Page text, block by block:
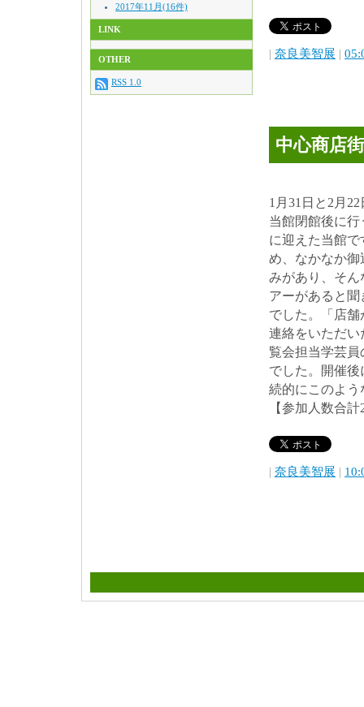
2017年11月(16件)
LINK
OTHER
RSS 1.0
| 奈良美智展 |
中心商店
1月31日と2月
当館閉館後に
に迎えた当館
め、なかなか
みがあり、そ
アーがあると
でした。「店
連絡をいただ
覧会担当学芸
でした。開催
続的にこのよ
【参加人数合計
| 奈良美智展 |